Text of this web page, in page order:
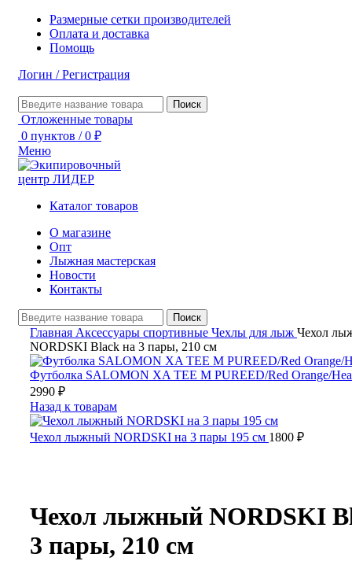
Размерные сетки производителей
Оплата и доставка
Помощь
Логин / Регистрация
Поиск
Отложенные товары
0 пунктов / 0 ₽
Меню
Каталог товаров
О магазине
Опт
Лыжная мастерская
Новости
Контакты
Поиск
Главная Аксессуары спортивные Чехлы для лыж Чехол
NORDSKI Black на 3 пары, 210 см
Футболка SALOMON XA TEE M PUREED/Red Orange/
2990 ₽
Назад к товарам
Чехол лыжный NORDSKI на 3 пары 195 см 1800 ₽
Чехол лыжный NORDSKI
3 пары, 210 см